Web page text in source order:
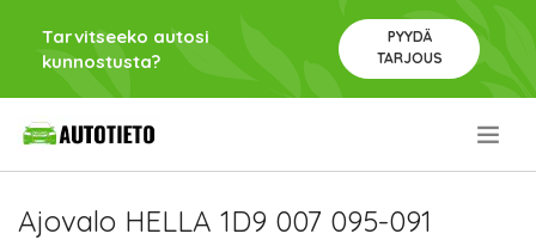
Tarvitseeko autosi
kunnostusta?
PYYDÄ
TARJOUS
Ajovalo HELLA 1D9 007 095-091